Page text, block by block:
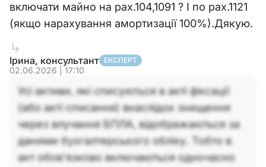
включати майно на рах.104,1091 ? І по рах.1121
(якщо нарахування амортизації 100%).Дякую.
Ірина, консультант ЕКСПЕРТ
02.06.2026 | 17:10
Усі активи, які списуються в акті фіксації
(або акті списання) внаслідок знищення
через влучання БПЛА, відображаються за
даними бухгалтерського обліку. Тобто в
акт обов'язково включаються одночасно